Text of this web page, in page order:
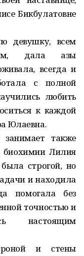
Бикбулатовне
девушку, всем
дала азы
всегда и
с полной
любить
к каждой
Юлаевна.
также
биохимии Лилия
строгой, но
и находила
помогала без
точностью и
настоящим
и стены